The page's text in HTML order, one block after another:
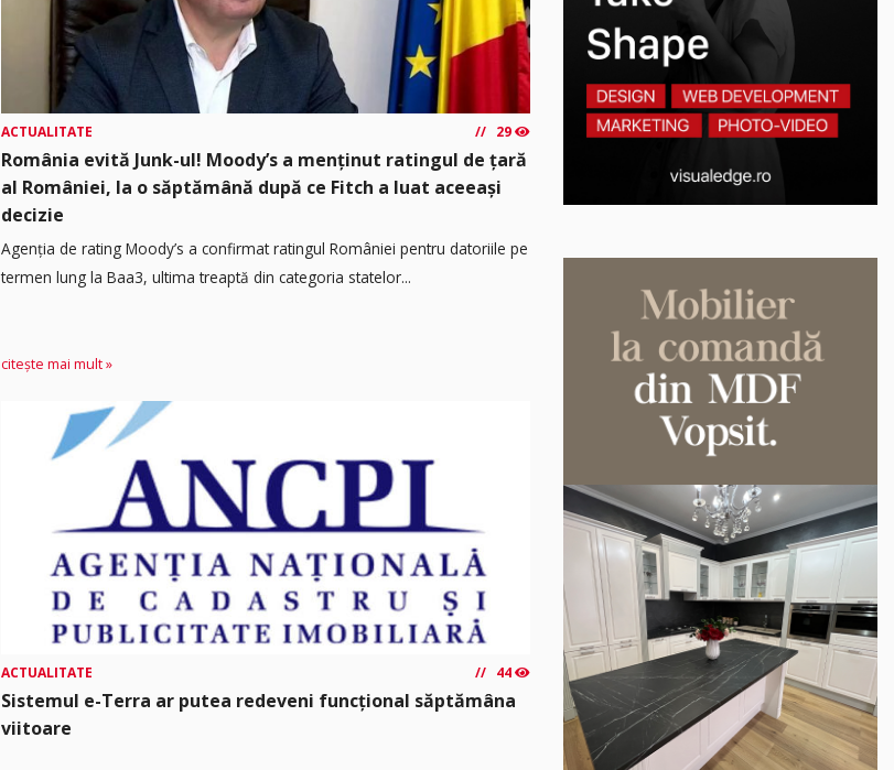
ACTUALITATE 29
România evită Junk-ul! Moody’s a menținut ratingul de țară
al României, la o săptămână după ce Fitch a luat aceeași
decizie
Agenția de rating Moody’s a confirmat ratingul României pentru datoriile pe
termen lung la Baa3, ultima treaptă din categoria statelor...
citește mai mult »
ACTUALITATE 44
Sistemul e-Terra ar putea redeveni funcțional săptămâna
viitoare